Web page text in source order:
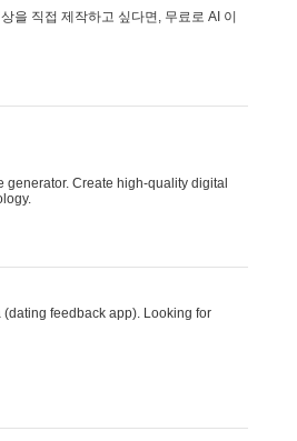
을 직접 제작하고 싶다면, 무료로 AI 이
generator. Create high-quality digital
feedback app). Looking for